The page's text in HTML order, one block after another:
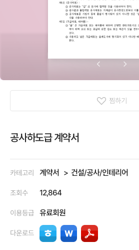
찜하기
공사하도급 계약서
카테고리 계약서 건설/공사/인테리어
조회수 12,864
이용등급 유료회원
다운로드